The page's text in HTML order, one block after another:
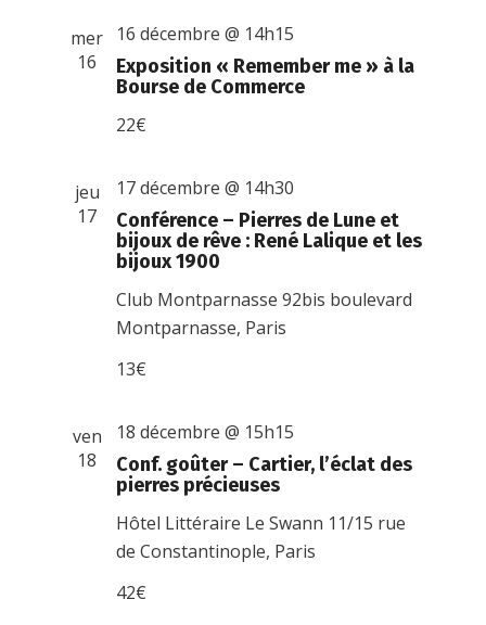
mer
16
Exposition « Remember me » à la
Bourse de Commerce
16 décembre @ 14h15
22€
jeu
17
Conférence – Pierres de Lune et
bijoux de rêve : René Lalique et les
bijoux 1900
17 décembre @ 14h30
Club Montparnasse92bis boulevard
Montparnasse, Paris
13€
ven
18
Conf. goûter – Cartier, l’éclat des
pierres précieuses
18 décembre @ 15h15
Hôtel Littéraire Le Swann 11/15 rue
de Constantinople, Paris
42€